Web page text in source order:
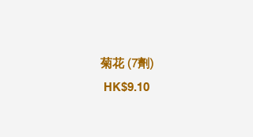
菊花 (7劑)
HK$9.10